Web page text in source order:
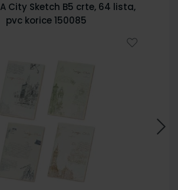
City Sketch B5 crte, 64 lista,
pvc korice 150085